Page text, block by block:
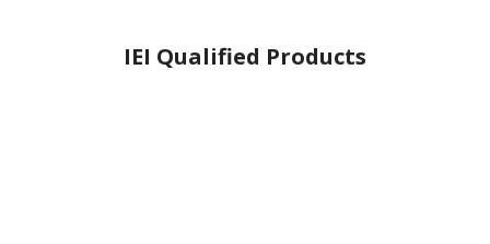
IEI Qualified Products